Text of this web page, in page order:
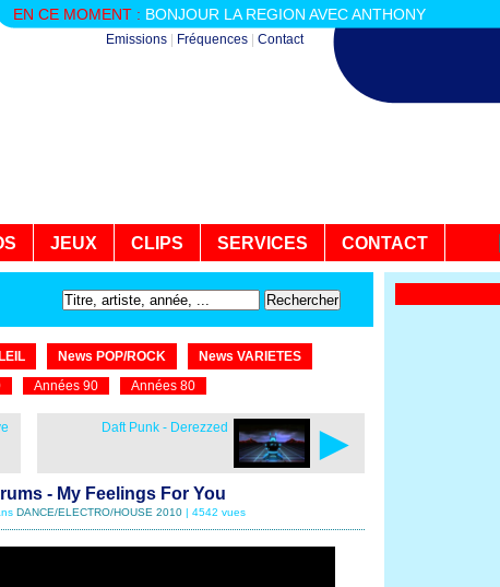
EN CE MOMENT : BONJOUR LA REGION AVEC ANTHONY
Emissions Fréquences Contact
JEUX CLIPS SERVICES CONTACT
News POP/ROCK
News VARIETES
Années 90 Années 80
►
Daft Punk - Derezzed
- My Feelings For You
DANCE/ELECTRO/HOUSE 2010 | 4542 vues